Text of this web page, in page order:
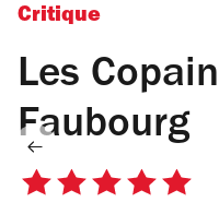
Critique
Les
Faubourg
5